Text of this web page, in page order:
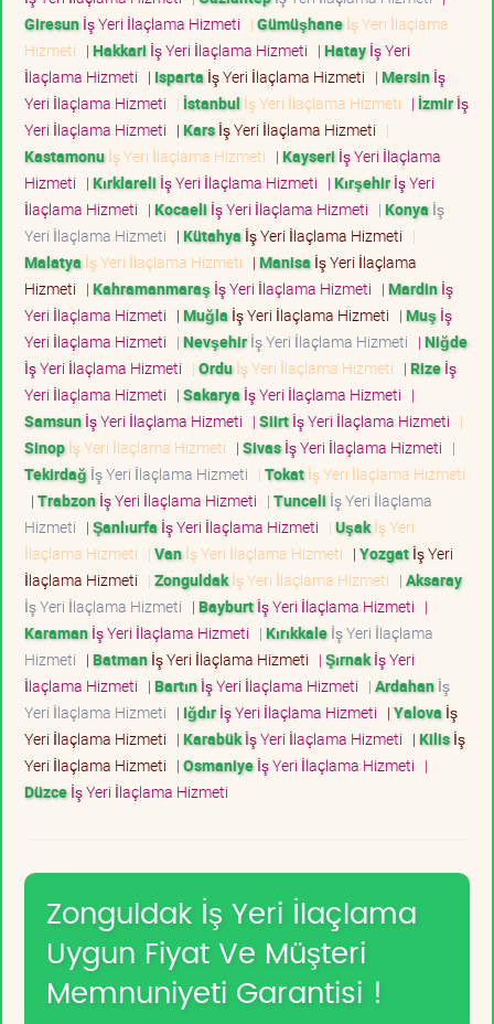
Giresunİş Yeri İlaçlama Hizmeti | Gümüşhaneİş Yeri İlaçlama
Hizmeti | Hakkari İş Yeri İlaçlama Hizmeti | Hatayİş Yeri
İlaçlama Hizmeti | Isparta İş Yeri İlaçlama Hizmeti | Mersinİş
Yeri İlaçlama Hizmeti | İstanbul İş Yeri İlaçlama Hizmeti | İzmirİş
Yeri İlaçlama Hizmeti | Karsİş Yeri İlaçlama Hizmeti |
Kastamonuİş Yeri İlaçlama Hizmeti | Kayseri İş Yeri İlaçlama
Hizmeti | Kırklareli İş Yeri İlaçlama Hizmeti | Kırşehirİş Yeri
İlaçlama Hizmeti | Kocaeli İş Yeri İlaçlama Hizmeti | Konya İş
Yeri İlaçlama Hizmeti | Kütahya İş Yeri İlaçlama Hizmeti |
Malatya İş Yeri İlaçlama Hizmeti | Manisa İş Yeri İlaçlama
Hizmeti | Kahramanmaraş İş Yeri İlaçlama Hizmeti | Mardinİş
Yeri İlaçlama Hizmeti | Muğla İş Yeri İlaçlama Hizmeti | Muş İş
Yeri İlaçlama Hizmeti | Nevşehirİş Yeri İlaçlama Hizmeti | Niğde
İş Yeri İlaçlama Hizmeti | Orduİş Yeri İlaçlama Hizmeti | Rizeİş
Yeri İlaçlama Hizmeti | Sakarya İş Yeri İlaçlama Hizmeti |
Samsunİş Yeri İlaçlama Hizmeti | Siirtİş Yeri İlaçlama Hizmeti |
Sinopİş Yeri İlaçlama Hizmeti | Sivasİş Yeri İlaçlama Hizmeti |
Tekirdağ İş Yeri İlaçlama Hizmeti | Tokatİş Yeri İlaçlama Hizmeti
| Trabzonİş Yeri İlaçlama Hizmeti | Tunceli İş Yeri İlaçlama
Hizmeti | Şanlıurfa İş Yeri İlaçlama Hizmeti | Uşakİş Yeri
İlaçlama Hizmeti | Vanİş Yeri İlaçlama Hizmeti | Yozgatİş Yeri
İlaçlama Hizmeti | Zonguldakİş Yeri İlaçlama Hizmeti | Aksaray
İş Yeri İlaçlama Hizmeti | Bayburtİş Yeri İlaçlama Hizmeti |
Karamanİş Yeri İlaçlama Hizmeti | Kırıkkaleİş Yeri İlaçlama
Hizmeti | Batmanİş Yeri İlaçlama Hizmeti | Şırnakİş Yeri
İlaçlama Hizmeti | Bartınİş Yeri İlaçlama Hizmeti | Ardahanİş
Yeri İlaçlama Hizmeti | Iğdırİş Yeri İlaçlama Hizmeti | Yalova İş
Yeri İlaçlama Hizmeti | Karabükİş Yeri İlaçlama Hizmeti | Kilisİş
Yeri İlaçlama Hizmeti | Osmaniyeİş Yeri İlaçlama Hizmeti |
Düzceİş Yeri İlaçlama Hizmeti
Zonguldak İş Yeri İlaçlama
Uygun Fiyat Ve Müşteri
Memnuniyeti Garantisi !